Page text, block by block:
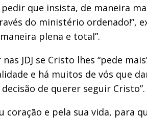
que insista, de maneira
do ministério
plena e total”.
JDJ se Cristo lhes “pede
e há muitos de vós que
de querer seguir Cristo”.
e pela sua vida, para